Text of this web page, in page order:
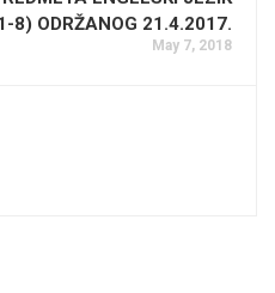
8) ODRŽANOG 21.4.2017.
May 7, 2018